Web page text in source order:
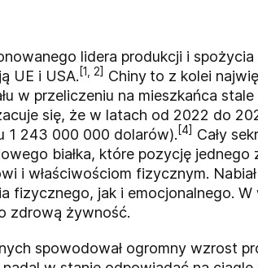
lidera produkcji i spożycia
UE i USA. [1, 2] Chiny to z kolei
w przeliczeniu na mieszkańca stale
się, że w latach od 2022 do
1 243 000 000 dolarów). [4] Cały
białka, które pozycję
i właściwościom fizycznym.
fizycznego, jak i emocjonalnego.
zdrową żywność.
spowodował ogromny wzrost